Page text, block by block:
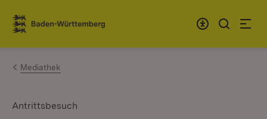
Zum Inhalt springen
Link zur Startseite
Mediathek
Antrittsbesuch